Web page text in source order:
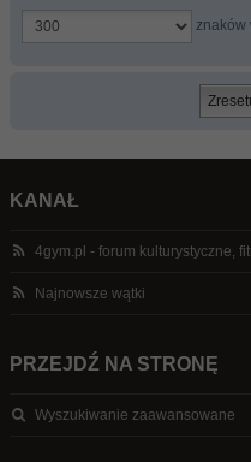
znaków
KANAŁ
4gym.pl - forum kulturystyczne,
Najnowsze wątki
PRZEJDŹ NA STRONĘ
Wyszukiwanie zaawansowane